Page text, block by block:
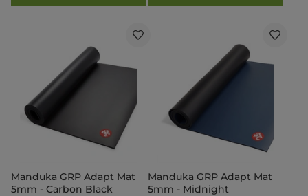
Manduka GRP Adapt Mat
5mm - Carbon Black
Manduka GRP Adapt Mat
5mm - Midnight